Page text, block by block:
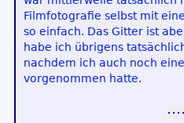
Filmfotografie selbst mit
so einfach. Das Gitter ist
habe ich übrigens
nachdem ich auch noch
vorgenommen hatte.